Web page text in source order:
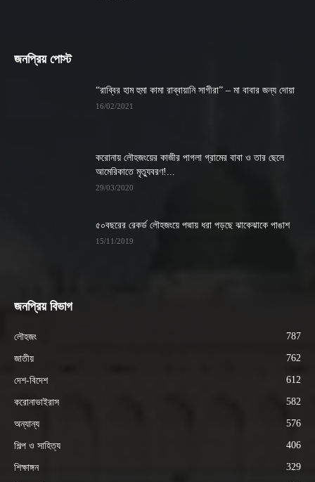
জনপ্রিয় পোস্ট
“রাব্বির হাম হুমা কামা রাব্বায়ানি সাগীরা” – মা বাবার জন্য দোয়া
16/02/2021
করোনায় লৌহজংয়ের কাজীর পাগলা গ্রামের বাবা ও তার ছেলে
আমেরিকাতে মৃত্যুবরণ!...
29/03/2020
৫০বছরের রেকর্ড লৌহজংয়ে পদ্মায় ধরা পড়ছে ঝাকেঝাকে পাঙাশ
15/11/2019
জনপ্রিয় বিভাগ
লৌহজং 787
জাতীয় 762
দেশ-বিদেশ 612
করোনাভাইরাস 582
অন্যান্য 576
শিল্প ও সাহিত্য 406
শিক্ষাঙ্গন 329